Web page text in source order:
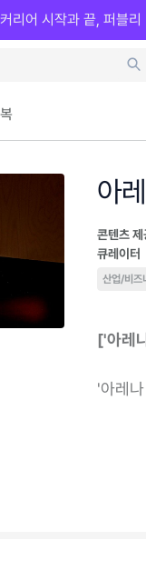
리어 시작과 끝, 퍼블리
아
콘텐츠 제
큐레이터
산업/비즈
['아레
'아레